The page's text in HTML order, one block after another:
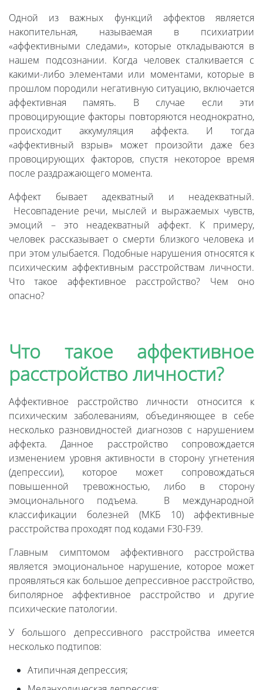
Одной из важных функций аффектов является
накопительная, называемая в психиатрии
«аффективными следами», которые откладываются в
нашем подсознании. Когда человек сталкивается с
какими-либо элементами или моментами, которые в
прошлом породили негативную ситуацию, включается
аффективная память. В случае если эти
провоцирующие факторы повторяются неоднократно,
происходит аккумуляция аффекта. И тогда
«аффективный взрыв» может произойти даже без
провоцирующих факторов, спустя некоторое время
после раздражающего момента.
Аффект бывает адекватный и неадекватный.
Несовпадение речи, мыслей и выражаемых чувств,
эмоций – это неадекватный аффект. К примеру,
человек рассказывает о смерти близкого человека и
при этом улыбается. Подобные нарушения относятся к
психическим аффективным расстройствам личности.
Что такое аффективное расстройство? Чем оно
опасно?
Что такое аффективное
расстройство личности?
Аффективное расстройство личности относится к
психическим заболеваниям, объединяющее в себе
несколько разновидностей диагнозов с нарушением
аффекта. Данное расстройство сопровождается
изменением уровня активности в сторону угнетения
(депрессии), которое может сопровождаться
повышенной тревожностью, либо в сторону
эмоционального подъема. В международной
классификации болезней (МКБ 10) аффективные
расстройства проходят под кодами F30-F39.
Главным симптомом аффективного расстройства
является эмоциональное нарушение, которое может
проявляться как большое депрессивное расстройство,
биполярное аффективное расстройство и другие
психические патологии.
У большого депрессивного расстройства имеется
несколько подтипов:
Атипичная депрессия;